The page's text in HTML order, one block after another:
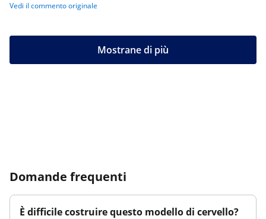
Vedi il commento originale
Mostrane di più
Domande frequenti
È difficile costruire questo modello di cervello?